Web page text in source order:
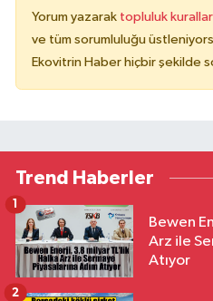
Yorum yazarak topluluk
ve tüm sorumluluğu
Ekovitrin Haber hiçbir şekilde
Trend Haberler
Bewen
Arz ile
Atıyor
1
2